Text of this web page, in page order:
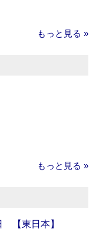
もっと見る »
もっと見る »
【東日本】